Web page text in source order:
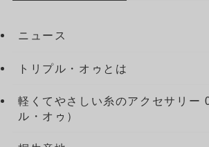
ニュース
トリプル・オゥとは
軽くてやさしい糸のアクセサリー
ル・オゥ）